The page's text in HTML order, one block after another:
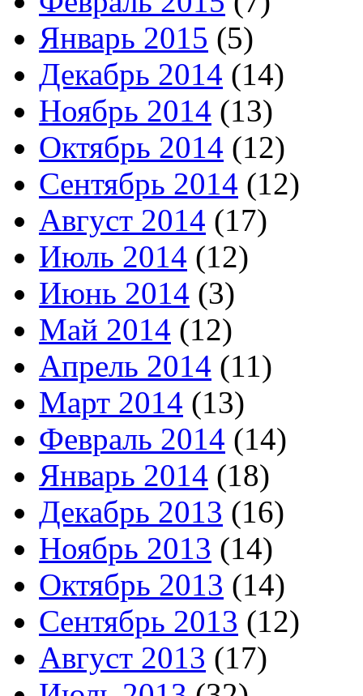
Январь 2015 (5)
Декабрь 2014 (14)
Ноябрь 2014 (13)
Октябрь 2014 (12)
Сентябрь 2014 (12)
Август 2014 (17)
Июль 2014 (12)
Июнь 2014 (3)
Май 2014 (12)
Апрель 2014 (11)
Март 2014 (13)
Февраль 2014 (14)
Январь 2014 (18)
Декабрь 2013 (16)
Ноябрь 2013 (14)
Октябрь 2013 (14)
Сентябрь 2013 (12)
Август 2013 (17)